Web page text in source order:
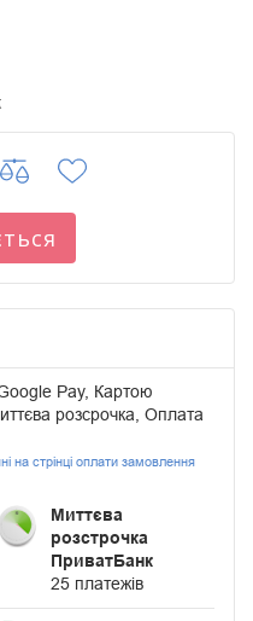
Pay, Картою
розсрочка, Оплата
на стрінці оплати замовлення
Миттєва
розстрочка
ПриватБанк
25 платежів